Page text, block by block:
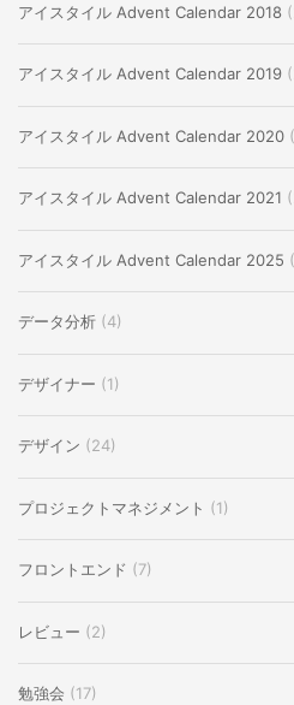
アイスタイル Advent Calendar 2018
アイスタイル Advent Calendar 2019
アイスタイル Advent Calendar 2020
アイスタイル Advent Calendar 2021
アイスタイル Advent Calendar 2025
データ分析 (4)
デザイナー (1)
デザイン (24)
プロジェクトマネジメント (1)
フロントエンド (7)
レビュー (2)
勉強会 (17)